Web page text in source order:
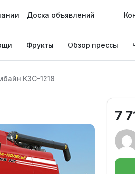
Доска объявлений
Фрукты Обзор прессы
КЗС-1218
7